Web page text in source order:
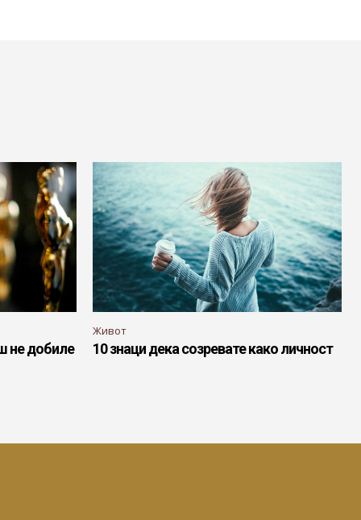
не добиле
Живот
10 знаци дека созревате како личност